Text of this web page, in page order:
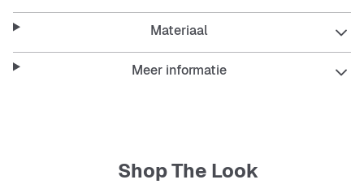
Features:
Makkelijk in onderhoud en duurzaam
Materiaal
Meer informatie
Shop The Look